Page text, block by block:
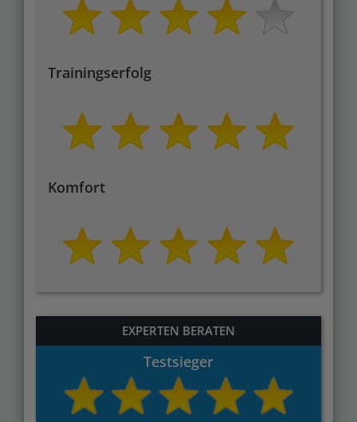
Trainingserfolg
Komfort
EXPERTEN BERATEN
Testsieger